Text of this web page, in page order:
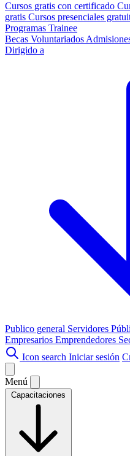
Cursos gratis con certificado
gratis Cursos presenciales
Programas Trainee
Becas Voluntariados
Dirigido a
Publico general Servidores
Empresarios Emprendedores
Icon search Iniciar sesión
Menú
Capacitaciones